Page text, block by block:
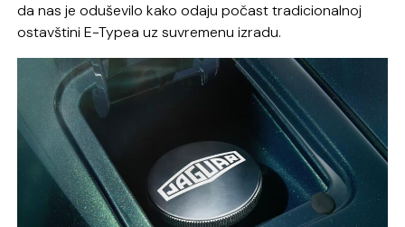
da nas je oduševilo kako odaju počast tradicionalnoj
ostavštini E-Typea uz suvremenu izradu.